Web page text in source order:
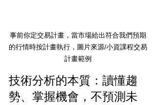
事前你定交易計畫，當市場給出符合我們預期
的行情時按計畫執行，圖片來源/小資課程交易
計畫範例
技術分析的本質：讀懂趨
勢、掌握機會，不預測未